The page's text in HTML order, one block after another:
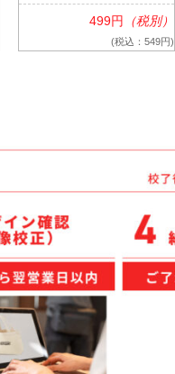
499円 （税別）
(税込：549円)